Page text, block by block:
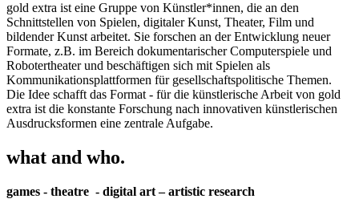
gold extra ist eine Gruppe von Künstler*innen, die an den
Schnittstellen von Spielen, digitaler Kunst, Theater, Film und
bildender Kunst arbeitet. Sie forschen an der Entwicklung neuer
Formate, z.B. im Bereich dokumentarischer Computerspiele und
Robotertheater und beschäftigen sich mit Spielen als
Kommunikationsplattformen für gesellschaftspolitische Themen.
Die Idee schafft das Format - für die künstlerische Arbeit von gold
extra ist die konstante Forschung nach innovativen künstlerischen
Ausdrucksformen eine zentrale Aufgabe.
what and who.
games - theatre - digital art – artistic research